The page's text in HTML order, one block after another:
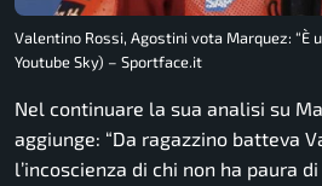
Valentino Rossi, Agostini vota Marquez: “È
Youtube Sky) – Sportface.it
Nel continuare la sua analisi su
aggiunge: “Da ragazzino batteva
l’incoscienza di chi non ha paura